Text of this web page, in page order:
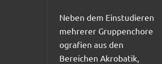
Neben dem Einstudieren
mehrerer Gruppenchore
ografien aus den
Bereichen Akrobatik,